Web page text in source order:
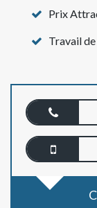
Prix
Travail